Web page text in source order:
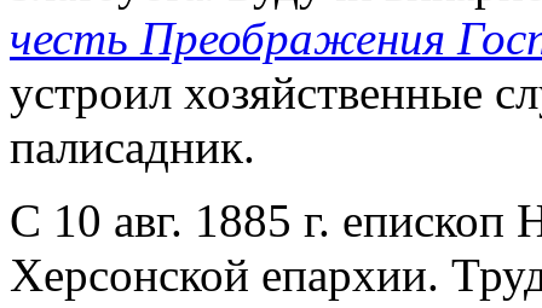
честь Преображения
устроил хозяйственные
палисадник.
С 10 авг. 1885 г. епископ
Херсонской епархии.